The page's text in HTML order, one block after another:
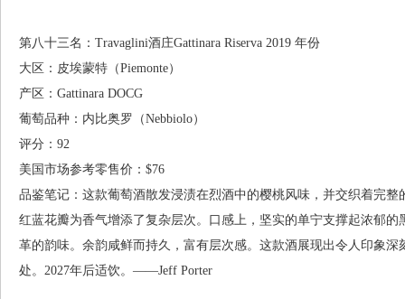
第八十三名：Travaglini酒庄Gattinara Riserva 2019 年份
大区：皮埃蒙特（Piemonte）
产区：Gattinara DOCG
葡萄品种：内比奥罗（Nebbiolo）
评分：92
美国市场参考零售价：$76
品鉴笔记：这款葡萄酒散发浸渍在烈酒中的樱桃风味，并交织着完
红蓝花瓣为香气增添了复杂层次。口感上，坚实的单宁支撑起浓郁
革的韵味。余韵咸鲜而持久，富有层次感。这款酒展现出令人印象
处。2027年后适饮。——Jeff Porter